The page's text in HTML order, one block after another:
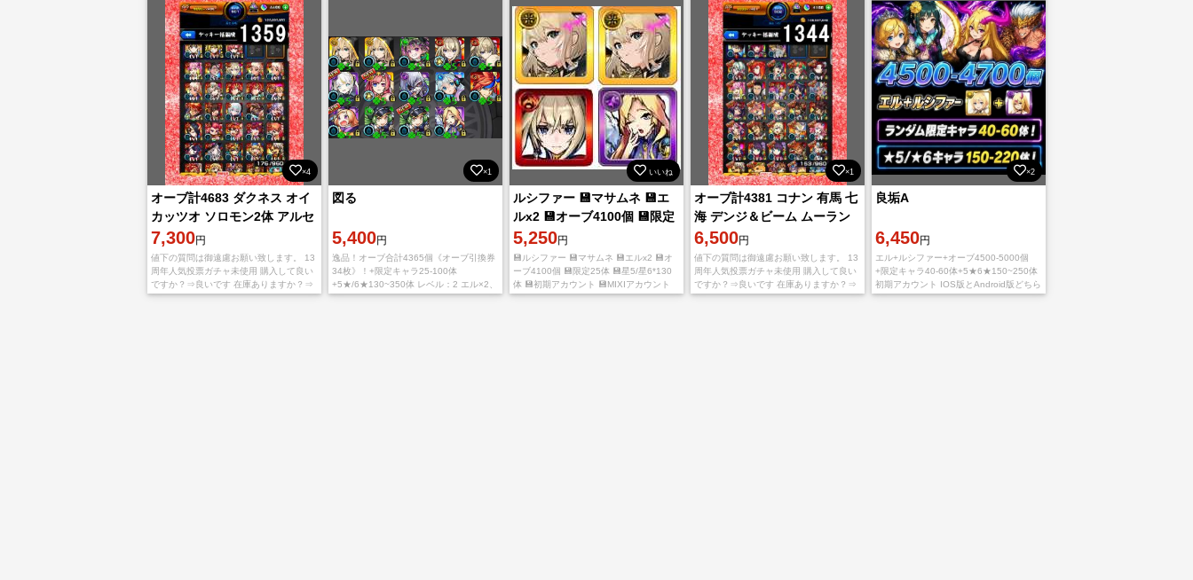
×4
オーブ計4683 ダクネス オイ
カッツオ ソロモン2体 アルセ
ーヌ2体 マキマ2体
7,300円
値下の質問は御遠慮お願い致します。 13
周年人気投票ガチャ未使用 購入して良い
ですか？⇒良いです 在庫ありますか？⇒
あります オーブ数は減ってませんか？⇒
×1
図る
5,400円
逸品！オーブ合計4365個《オーブ引換券
34枚》！+限定キャラ25-100体
+5★/6★130~350体 レベル：2 エル×2、
ナイトメア、マサムネ×2、マギア、ソロ
いいね
ルシファー 💾マサムネ 💾エ
ルx2 💾オーブ4100個 💾限定
25体 💾星5/星6*130
5,250円
💾ルシファー 💾マサムネ 💾エルx2 💾オ
ーブ4100個 💾限定25体 💾星5/星6*130
体 💾初期アカウント 💾MIXIアカウント
💾引き継ぎの際の注意 チュートリアルか
×1
オーブ計4381 コナン 有馬 七
海 デンジ＆ビーム ムーラン
メビウス TFAα
6,500円
値下の質問は御遠慮お願い致します。 13
周年人気投票ガチャ未使用 購入して良い
ですか？⇒良いです 在庫ありますか？⇒
あります オーブ数は減ってませんか？⇒
×2
良垢A
6,450円
エル+ルシファー+オーブ4500-5000個
+限定キャラ40-60体+5★6★150~250体
初期アカウント IOS版とAndroid版どちら
でも 御利用いただけ。 ご入金確認後、